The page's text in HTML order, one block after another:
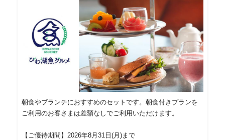
朝食やブランチにおすすめのセットです。朝食付きプランを
ご利用のお客さまは差額なしでご利用いただけます。
【ご優待期間】2026年8月31日(月)まで